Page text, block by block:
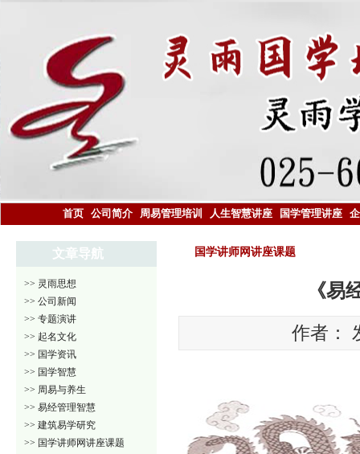
首页 公司简介 周易管理培训 人生智慧讲座 国学管理讲座
文章导航
>> 灵雨思想
>> 公司新闻
>> 专题演讲
>> 起名文化
>> 国学资讯
>> 国学智慧
>> 周易与养生
>> 易经管理智慧
>> 建筑易学研究
>> 国学讲师网讲座课题
国学讲师网讲座课题
《易
作者：